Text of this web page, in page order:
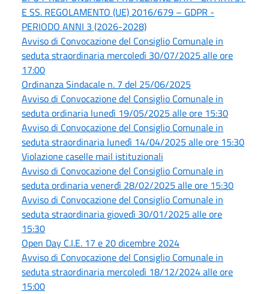
E SS. REGOLAMENTO (UE) 2016/679 – GDPR -
PERIODO ANNI 3 (2026-2028)
Avviso di Convocazione del Consiglio Comunale in
seduta straordinaria mercoledì 30/07/2025 alle ore
17:00
Ordinanza Sindacale n. 7 del 25/06/2025
Avviso di Convocazione del Consiglio Comunale in
seduta ordinaria lunedì 19/05/2025 alle ore 15:30
Avviso di Convocazione del Consiglio Comunale in
seduta straordinaria lunedì 14/04/2025 alle ore 15:30
Violazione caselle mail istituzionali
Avviso di Convocazione del Consiglio Comunale in
seduta ordinaria venerdì 28/02/2025 alle ore 15:30
Avviso di Convocazione del Consiglio Comunale in
seduta straordinaria giovedì 30/01/2025 alle ore
15:30
Open Day C.I.E. 17 e 20 dicembre 2024
Avviso di Convocazione del Consiglio Comunale in
seduta straordinaria mercoledì 18/12/2024 alle ore
15:00